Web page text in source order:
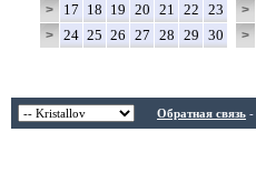
> 17 18 19 20 21 22 23
> 24 25 26 27 28 29 30
>
>
Обратная связь -